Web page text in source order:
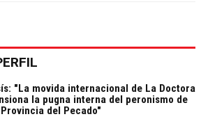
"La movida internacional de La Doctora
la pugna interna del peronismo de
del Pecado"